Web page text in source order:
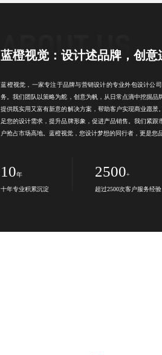
蓝橙视觉：设计述品牌，创意
蓝橙视觉，一家专注于品牌与营销设计的专业外包设计公司
务。我们团队以策略为舵，创意为帆，从日常点滴中挖掘
提供既实用又富有新意的解决方案，帮助客户实现商业愿
足您的设计需求，提升品牌形象，促进产品销售。我们紧
户抢占市场高地。蓝橙视觉，您设计梦想的同行者，更是您
10年
十年专业积累沉淀
2500+
超过2500次客户服务经验